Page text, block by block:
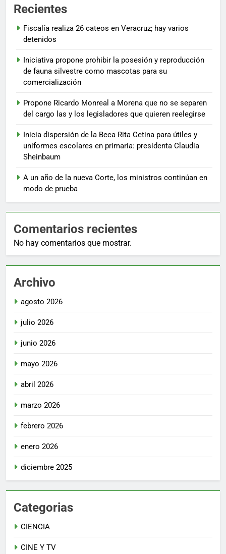
Recientes
Fiscalía realiza 26 cateos en Veracruz; hay varios
detenidos
Iniciativa propone prohibir la posesión y reproducción
de fauna silvestre como mascotas para su
comercialización
Propone Ricardo Monreal a Morena que no se separen
del cargo las y los legisladores que quieren reelegirse
Inicia dispersión de la Beca Rita Cetina para útiles y
uniformes escolares en primaria: presidenta Claudia
Sheinbaum
A un año de la nueva Corte, los ministros continúan en
modo de prueba
Comentarios recientes
No hay comentarios que mostrar.
Archivo
agosto 2026
julio 2026
junio 2026
mayo 2026
abril 2026
marzo 2026
febrero 2026
enero 2026
diciembre 2025
Categorias
CIENCIA
CINE Y TV